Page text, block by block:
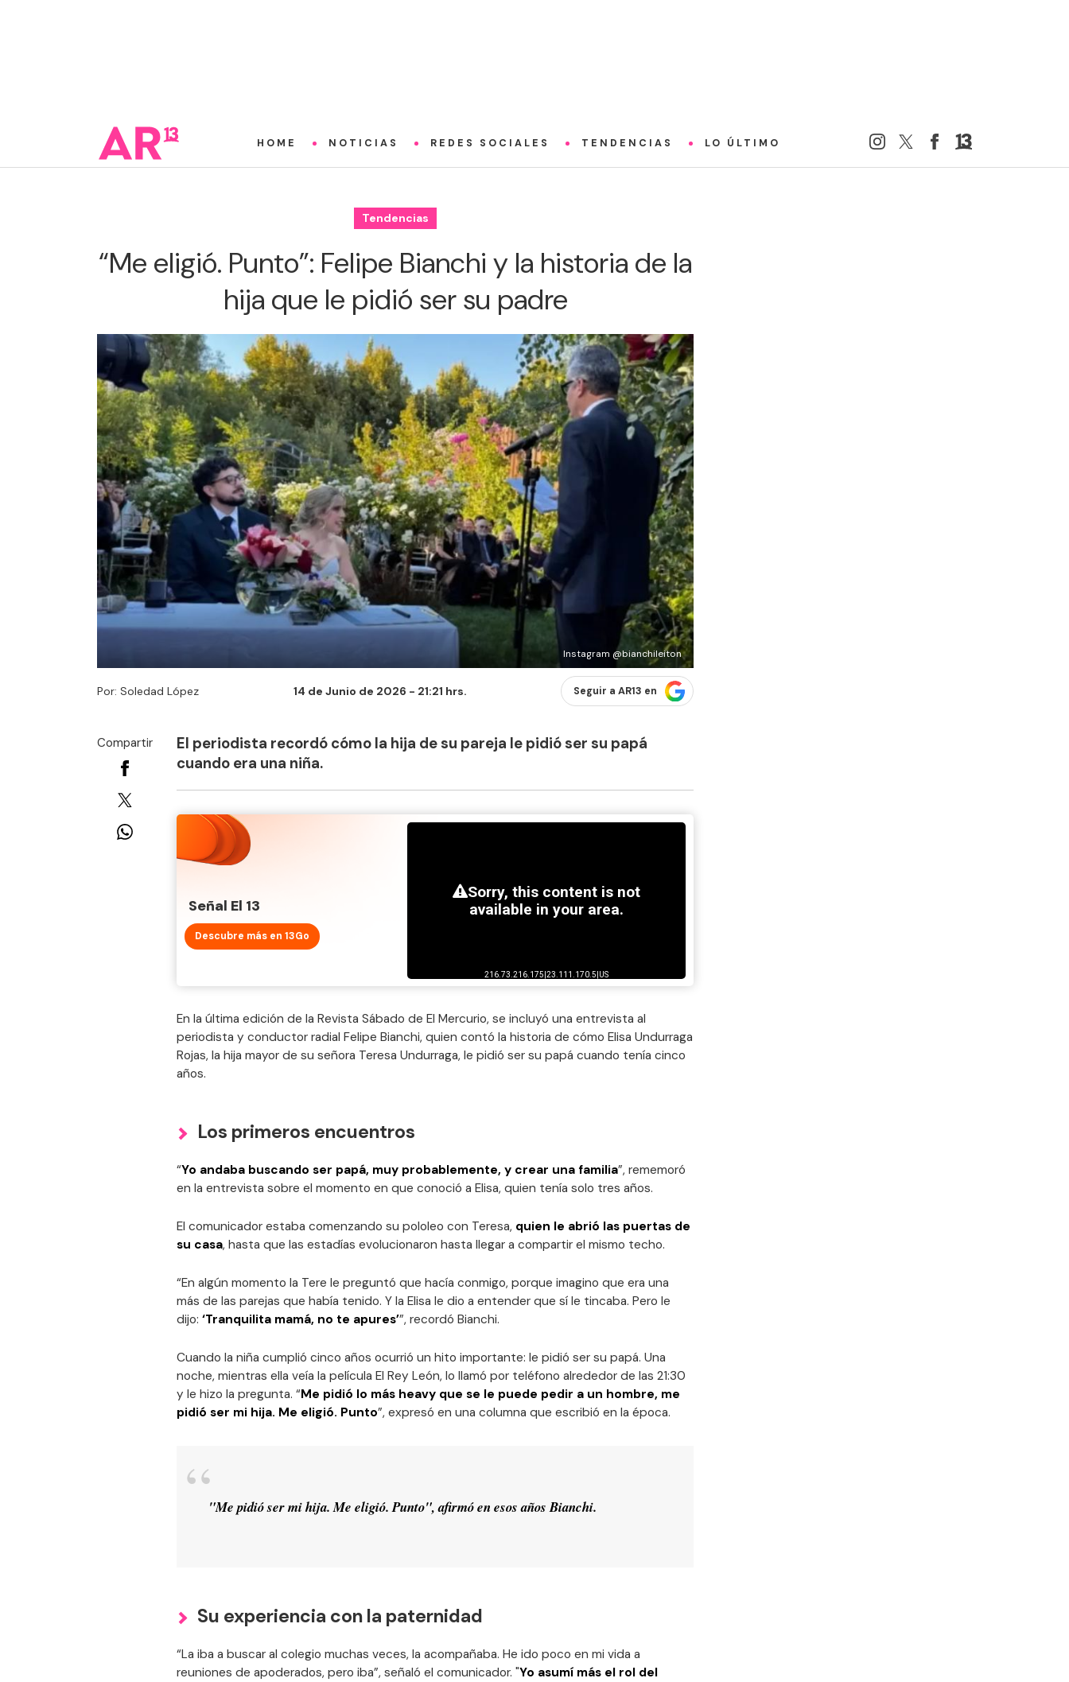
HOME NOTICIAS REDES SOCIALES TENDENCIAS LO ÚLTIMO
Tendencias
“Me eligió. Punto”: Felipe Bianchi y la historia de la
hija que le pidió ser su padre
Instagram @bianchileiton
Por: Soledad López 14 de Junio de 2026 - 21:21 hrs. Seguir a AR13 en
Compartir
El periodista recordó cómo la hija de su pareja le pidió ser su papá
cuando era una niña.
Señal El 13
Descubre más en 13Go
En la última edición de la Revista Sábado de El Mercurio, se incluyó una entrevista al
periodista y conductor radial Felipe Bianchi, quien contó la historia de cómo Elisa Undurraga
Rojas, la hija mayor de su señora Teresa Undurraga, le pidió ser su papá cuando tenía cinco
años.
Los primeros encuentros
“Yo andaba buscando ser papá, muy probablemente, y crear una familia”, rememoró
en la entrevista sobre el momento en que conoció a Elisa, quien tenía solo tres años.
El comunicador estaba comenzando su pololeo con Teresa, quien le abrió las puertas de
su casa, hasta que las estadías evolucionaron hasta llegar a compartir el mismo techo.
“En algún momento la Tere le preguntó que hacía conmigo, porque imagino que era una
más de las parejas que había tenido. Y la Elisa le dio a entender que sí le tincaba. Pero le
dijo: ‘Tranquilita mamá, no te apures’”, recordó Bianchi.
Cuando la niña cumplió cinco años ocurrió un hito importante: le pidió ser su papá. Una
noche, mientras ella veía la película El Rey León, lo llamó por teléfono alrededor de las 21:30
y le hizo la pregunta. “Me pidió lo más heavy que se le puede pedir a un hombre, me
pidió ser mi hija. Me eligió. Punto”, expresó en una columna que escribió en la época.
"Me pidió ser mi hija. Me eligió. Punto", afirmó en esos años Bianchi.
Su experiencia con la paternidad
“La iba a buscar al colegio muchas veces, la acompañaba. He ido poco en mi vida a
reuniones de apoderados, pero iba”, señaló el comunicador. "Yo asumí más el rol del